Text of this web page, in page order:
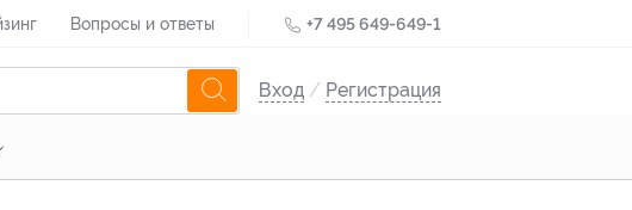
Вопросы и ответы +7 495 649-649-1
Вход / Регистрация